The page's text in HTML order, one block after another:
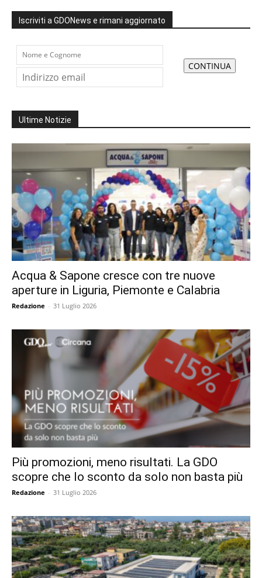
Iscriviti a GDONews e rimani aggiornato
Ultime Notizie
Acqua & Sapone cresce con tre nuove
aperture in Liguria, Piemonte e Calabria
Redazione - 31 Luglio 2026
Più promozioni, meno risultati. La GDO
scopre che lo sconto da solo non basta più
Redazione - 31 Luglio 2026